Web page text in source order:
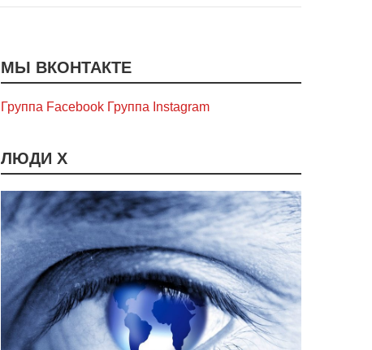
МЫ ВКОНТАКТЕ
Группа Facebook Группа Instagram
ЛЮДИ Х